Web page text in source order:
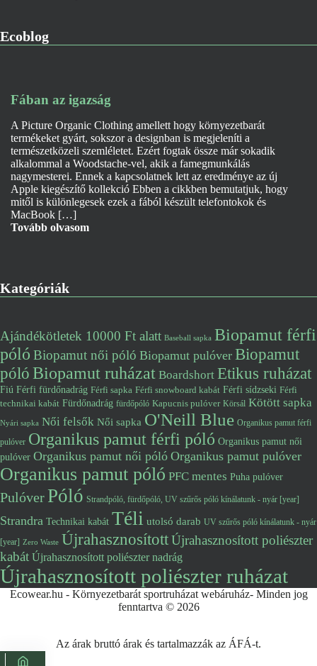
Ecoblog
Fában az igazság
A Picture Organic Clothing amellett hogy környezetbarát
termékeket gyárt, sokszor a designban is megjeleníti a
természetközeli szemléletet. Ezért fogtak össze már sokadik
alkalommal a Woodstache-vel, akik a famegmunkálás
nagymesterei. Ennek a kapcsolatnek lett az eredménye az új
Apple kiegészítő kollekció Ebben a cikkben bemutatjuk, hogy
mitől is különlegesek ezek a fából készült telefontokok és
MacBook […]
Tovább olvasom
Kategóriák
Ajándékötletek 10000 Ft alatt Baseball sapka Biopamut férfi
póló Biopamut női póló Biopamut pulóver Biopamut
pólóBiopamut ruházat Boardshort Etikus ruházat
Fiú Férfi fürdőnadrág Férfi sapka Férfi snowboard kabát Férfi sídzseki Férfi
technikai kabát Fürdőnadrág fürdőpóló Kapucnis pulóver Körsál Kötött sapka
Nyári sapka Női felsők Női sapka O'Neill Blue Organikus pamut férfi
pulóver Organikus pamut férfi póló Organikus pamut női
pulóver Organikus pamut női póló Organikus pamut pulóver
Organikus pamut póló PFC mentes Puha pulóver
PulóverPóló Strandpóló, fürdőpóló, UV szűrős póló kínálatunk - nyár [year]
Strandra Technikai kabát Téli utolsó darab UV szűrős póló kínálatunk - nyár
[year] Zero Waste ÚjrahasznosítottÚjrahasznosított poliészter
kabát Újrahasznosított poliészter nadrág
Újrahasznosított poliészter ruházat
Ecowear.hu - Környezetbarát sportruházat webáruház- Minden jog
fenntartva © 2026
Az árak bruttó árak és tartalmazzák az ÁFÁ-t.